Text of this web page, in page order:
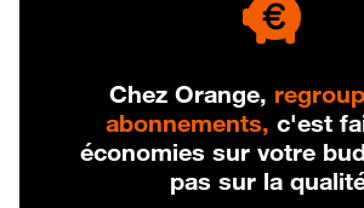
Chez Orange,
abonnements, c'est
économies sur votre
pas sur la